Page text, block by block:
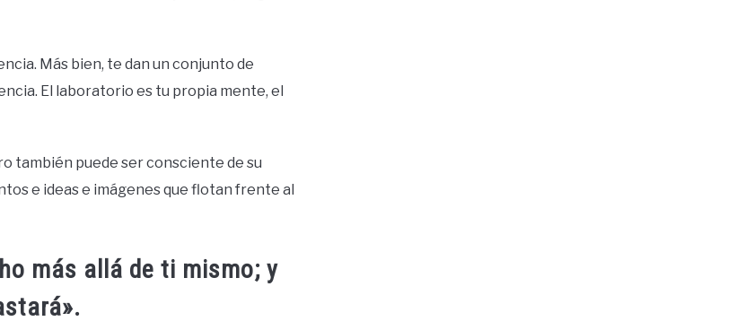
Más bien, te dan un conjunto de
El laboratorio es tu propia mente, el
también puede ser consciente de su
e ideas e imágenes que flotan frente al
más allá de ti mismo; y